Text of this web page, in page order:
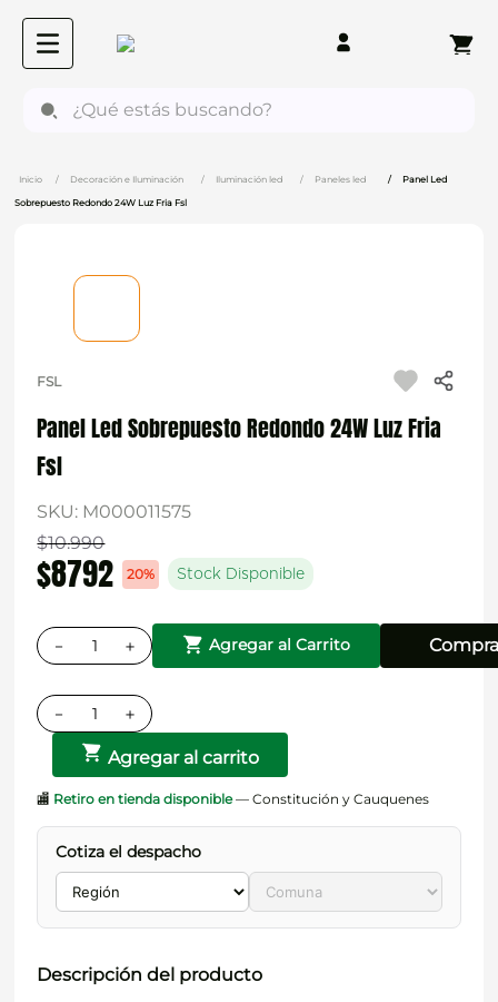
Decoración e Iluminación Iluminación led Paneles led Panel Led
Sobrepuesto Redondo 24W Luz Fria Fsl
FSL
Panel Led Sobrepuesto Redondo 24W Luz Fria
Fsl
SKU: M000011575
$10.990
$8792 20% Stock Disponible
＋
－ Agregar al Carrito
＋
－
Agregar al carrito
🏬 Retiro en tienda disponible— Constitución y Cauquenes
Cotiza el despacho
Descripción del producto